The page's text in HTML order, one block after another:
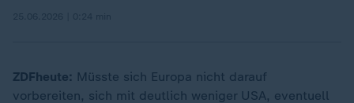
ZDFheute: Müsste sich Europa nicht darauf
vorbereiten, sich mit deutlich weniger USA, eventuell